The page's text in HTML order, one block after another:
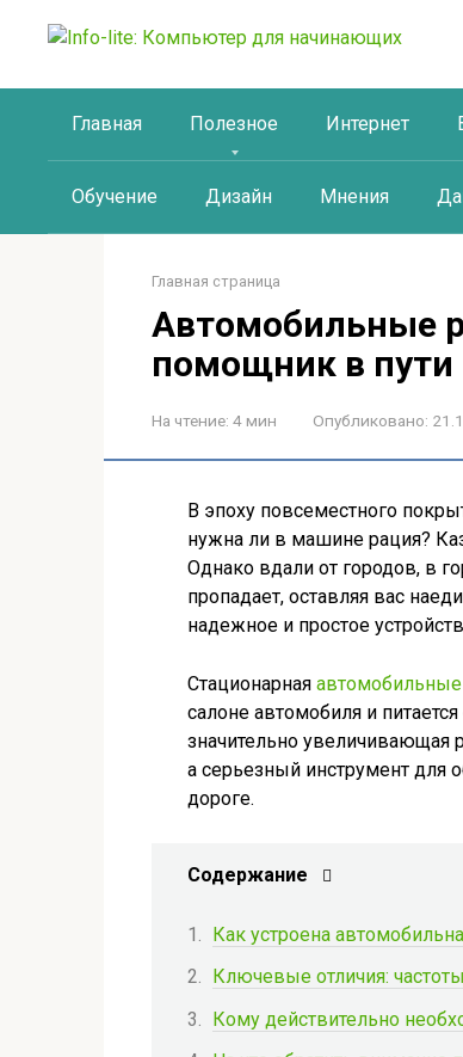
Главная Полезное Интернет
Обучение Дизайн Мнения
Главная страница
Автомобильные
помощник в пути
На чтение: 4 мин Опубликовано:
В эпоху повсеместного
нужна ли в машине рация?
Однако вдали от городов, в
пропадает, оставляя вас
надежное и простое
Стационарная
салоне автомобиля и
значительно увеличивающая
а серьезный инструмент для
дороге.
Содержание
Как устроена
Ключевые отличия:
Кому действительно